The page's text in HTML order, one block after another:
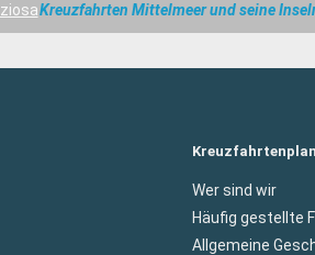
Kreuzfahrten Mittelmeer und seine
Wer sind wir
Häufig gestellte
Allgemeine